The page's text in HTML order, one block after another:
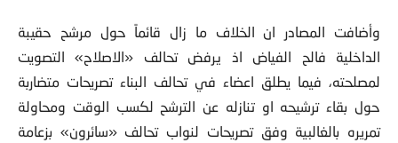
وأضافت المصادر ان الخلاف ما زال قائماً حول مرشح حقيبة
الداخلية فالح الفياض اذ يرفض تحالف «الاصلاح» التصويت
لمصلحته، فيما يطلق اعضاء في تحالف البناء تصريحات متضاربة
حول بقاء ترشيحه او تنازله عن الترشح لكسب الوقت ومحاولة
تمريره بالغالبية وفق تصريحات لنواب تحالف «سائرون» بزعامة